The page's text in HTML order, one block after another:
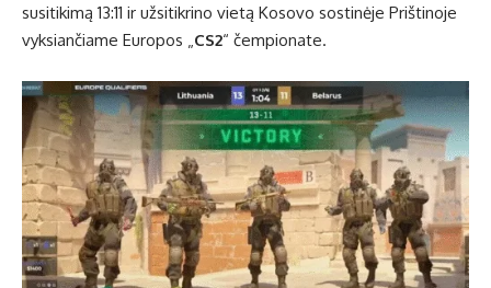
susitikimą 13:11 ir užsitikrino vietą Kosovo sostinėje Prištinoje
vyksiančiame Europos „CS2“ čempionate.